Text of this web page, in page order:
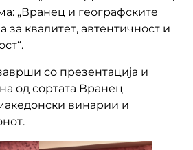
„Вранец и географските
за квалитет, автентичност и
со презентација и
од сортата Вранец
винарии и